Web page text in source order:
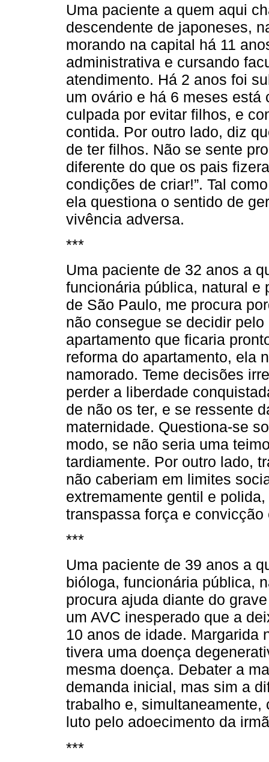
Uma paciente a quem aqui
descendente de japoneses,
morando na capital há 11
administrativa e cursando
atendimento. Há 2 anos foi
um ovário e há 6 meses
culpada por evitar filhos, e
contida. Por outro lado, diz
de ter filhos. Não se sente
diferente do que os pais
condições de criar!”. Tal
ela questiona o sentido de
vivência adversa.
***
Uma paciente de 32 anos a
funcionária pública, natural e
de São Paulo, me procura
não consegue se decidir
apartamento que ficaria
reforma do apartamento, ela
namorado. Teme decisões
perder a liberdade
de não os ter, e se ressente
maternidade. Questiona-se
modo, se não seria uma
tardiamente. Por outro lado,
não caberiam em limites
extremamente gentil e
transpassa força e
***
Uma paciente de 39 anos a
bióloga, funcionária pública,
procura ajuda diante do
um AVC inesperado que a
10 anos de idade. Margarida
tivera uma doença
mesma doença. Debater a
demanda inicial, mas sim a
trabalho e,
luto pelo adoecimento da
***